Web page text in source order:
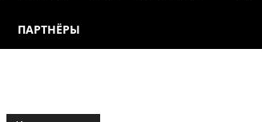
ПАРТНЁРЫ